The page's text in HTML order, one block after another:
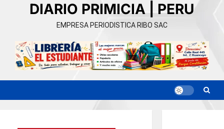
DIARIO PRIMICIA | PERU
EMPRESA PERIODISTICA RIBO SAC